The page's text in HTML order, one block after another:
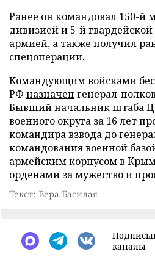
Ранее он командовал 150-й
дивизией и 5-й
армией, а также получил
спецоперации.
Командующим войсками
РФ назначен генерал-
Бывший начальник штаба
военного округа за 16 лет
командира взвода до
командования военной
армейским корпусом в
орденами за мужество и
Текст: Вера Басилая
каналы